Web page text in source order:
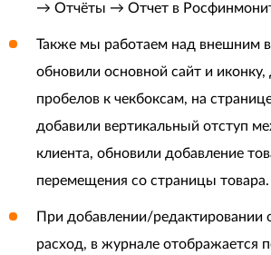
→ Отчёты → Отчет в
Также мы работаем над внешним
обновили основной сайт и иконку,
пробелов к чекбоксам, на
добавили вертикальный отступ
клиента, обновили добавление
перемещения со страницы товара.
При добавлении/редактировании
расход, в журнале отображается